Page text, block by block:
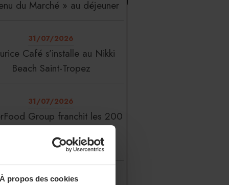
À propos des cookies
du Marché » au déjeuner
31/07/2026
Café s’installe au Nikki
Beach Saint-Tropez
31/07/2026
Group franchit les 200
d’affaires
31/07/2026